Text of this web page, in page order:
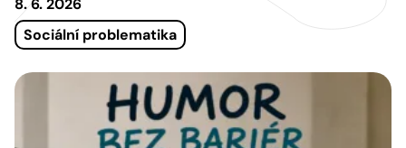
8. 6. 2026
Sociální problematika